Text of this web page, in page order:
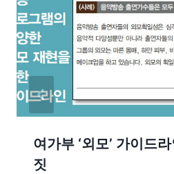
여가부 ‘외모’ 가이드
짓